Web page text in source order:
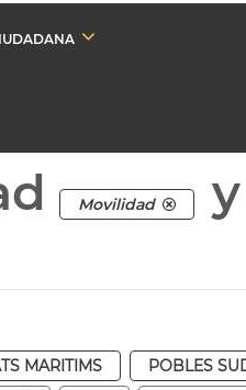
Movilidad
y
MARITIMS
POBLES